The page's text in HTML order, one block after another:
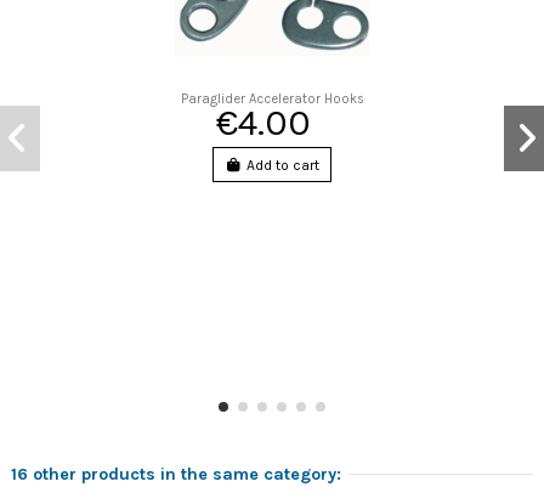
Paraglider Accelerator Hooks
€4.00
Add to cart
16 other products in the same category: